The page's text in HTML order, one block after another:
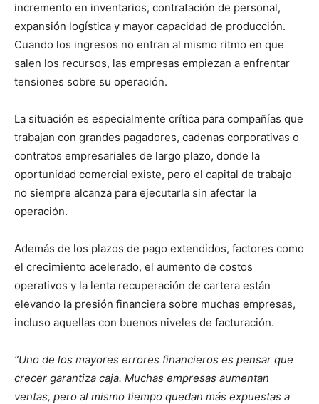
incremento en inventarios, contratación de personal,
expansión logística y mayor capacidad de producción.
Cuando los ingresos no entran al mismo ritmo en que
salen los recursos, las empresas empiezan a enfrentar
tensiones sobre su operación.
La situación es especialmente crítica para compañías que
trabajan con grandes pagadores, cadenas corporativas o
contratos empresariales de largo plazo, donde la
oportunidad comercial existe, pero el capital de trabajo
no siempre alcanza para ejecutarla sin afectar la
operación.
Además de los plazos de pago extendidos, factores como
el crecimiento acelerado, el aumento de costos
operativos y la lenta recuperación de cartera están
elevando la presión financiera sobre muchas empresas,
incluso aquellas con buenos niveles de facturación.
“Uno de los mayores errores financieros es pensar que
crecer garantiza caja. Muchas empresas aumentan
ventas, pero al mismo tiempo quedan más expuestas a